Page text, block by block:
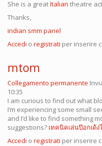
She is a greatItalian theatre
Thanks,
indian smm panel
Accedi o registrati per inserire
mtom
Collegamento permanente
10:35
I am curious to find out what
I’m experiencing some small
and I’d like to find something
suggestions? เทคนิคเล่นป๊อกเด้ง
Accedi o registrati per inserire